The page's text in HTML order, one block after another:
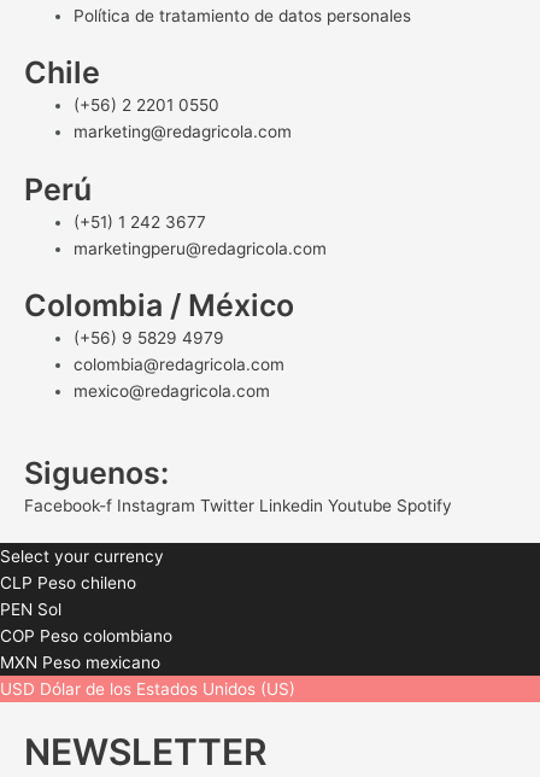
Política de tratamiento de datos personales
Chile
(+56) 2 2201 0550
marketing@redagricola.com
Perú
(+51) 1 242 3677
marketingperu@redagricola.com
Colombia / México
(+56) 9 5829 4979
colombia@redagricola.com
mexico@redagricola.com
Siguenos:
Facebook-f Instagram Twitter Linkedin Youtube Spotify
Select your currency
CLP Peso chileno
PEN Sol
COP Peso colombiano
MXN Peso mexicano
USD Dólar de los Estados Unidos (US)
NEWSLETTER